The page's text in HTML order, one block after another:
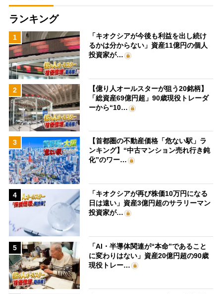
ランキング
1
「キオクシアが今後も利益を出し続け
るかは分からない」資産11億円の個人
投資家が…
2
【億り人オールスターが狙う20銘柄】
「総資産69億円超」90歳現役トレーダ
ーから“10…
3
【首都圏の不動産価格「危ない駅」ラ
ンキング】“中古マンション売れ行き鈍
化”のワー…
4
「キオクシアが再び株価10万円になる
日は遠い」資産3億円超のサラリーマン
投資家が…
5
「AI・半導体関連が“本命”であること
に変わりはない」資産20億円超の90歳
現役トレー…